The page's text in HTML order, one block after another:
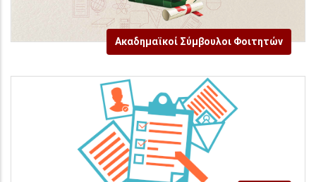
Ακαδημαϊκοί Σύμβουλοι Φοιτητών